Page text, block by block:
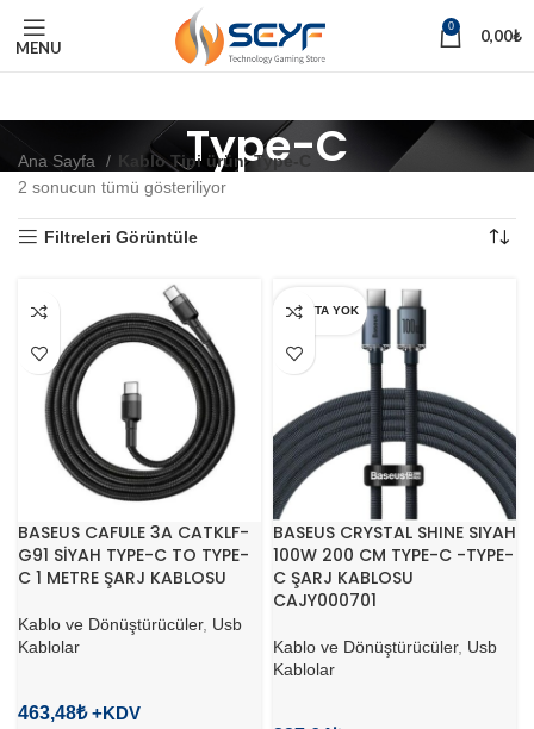
MENU
0 0,00₺
Type-C
Ana Sayfa Kablo Tipi ürün Type-C
2 sonucun tümü gösteriliyor
Filtreleri Görüntüle
BASEUS CAFULE 3A CATKLF-
G91 SİYAH TYPE-C TO TYPE-
C 1 METRE ŞARJ KABLOSU
Kablo ve Dönüştürücüler, Usb
Kablolar
463,48₺
STOKTA YOK
BASEUS CRYSTAL SHINE SIYAH
100W 200 CM TYPE-C -TYPE-
C ŞARJ KABLOSU
CAJY000701
Kablo ve Dönüştürücüler, Usb
Kablolar